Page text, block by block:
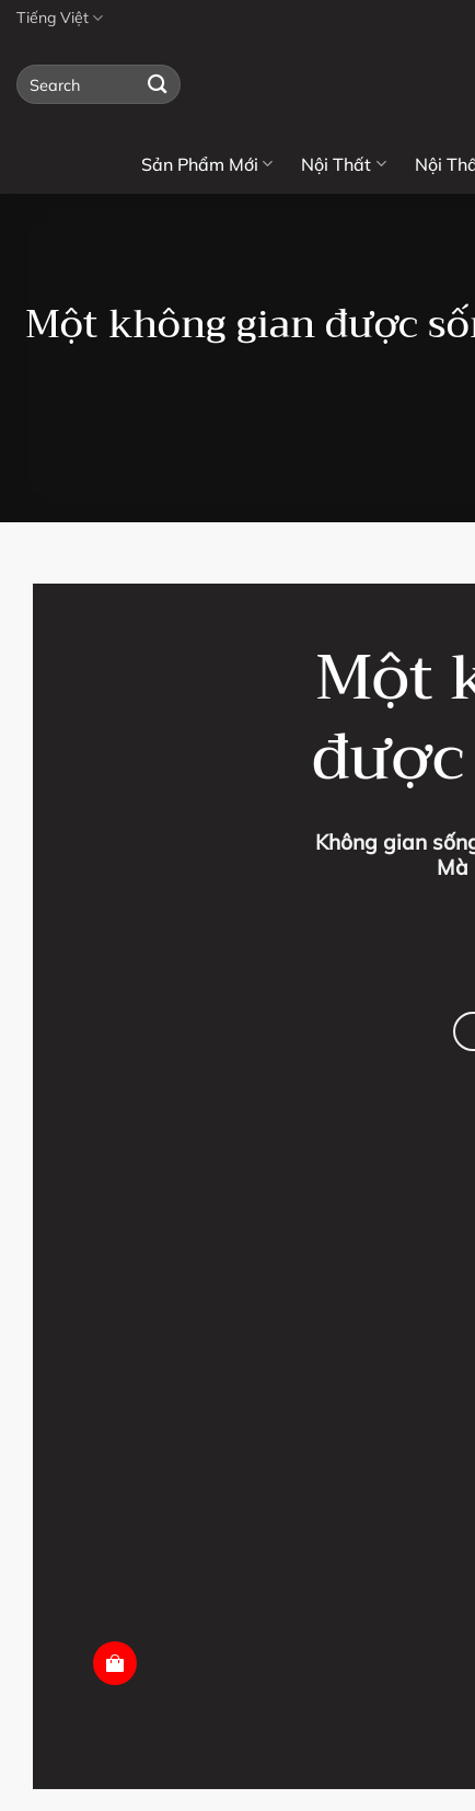
Bỏ
nội
dung
Tiếng Việt
Tìm
kiếm:
Sản Phẩm Mới Nội Thất Nội
Một không gian được
Một
Không gian
Mà